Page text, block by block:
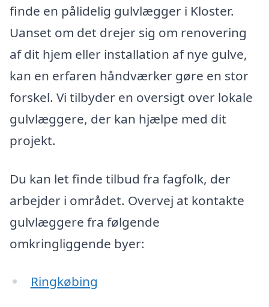
finde en pålidelig gulvlægger i Kloster.
Uanset om det drejer sig om renovering
af dit hjem eller installation af nye gulve,
kan en erfaren håndværker gøre en stor
forskel. Vi tilbyder en oversigt over lokale
gulvlæggere, der kan hjælpe med dit
projekt.
Du kan let finde tilbud fra fagfolk, der
arbejder i området. Overvej at kontakte
gulvlæggere fra følgende
omkringliggende byer:
Ringkøbing